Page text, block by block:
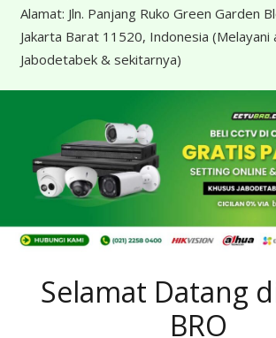
Alamat: Jln. Panjang Ruko Green Garden
Jakarta Barat 11520, Indonesia (Melayani
Jabodetabek & sekitarnya)
Selamat Datang
BRO